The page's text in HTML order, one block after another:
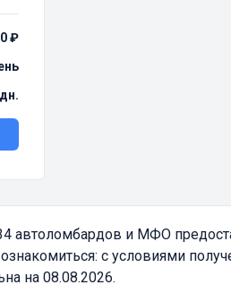
₽
автоломбардов и МФО
с условиями
на 08.08.2026.